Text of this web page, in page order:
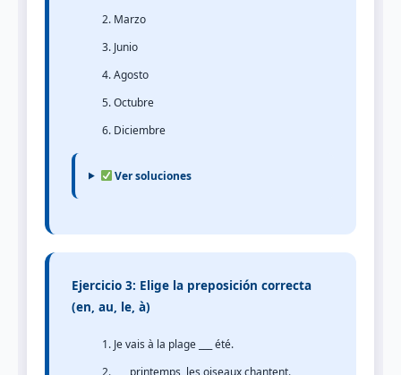
Marzo
Junio
Agosto
Octubre
Diciembre
Ver soluciones
Ejercicio 3: Elige la preposición correcta
(en, au, le, à)
Je vais à la plage ___ été.
___ printemps, les oiseaux chantent.